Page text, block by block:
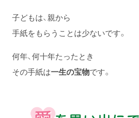
子どもは、親から
手紙をもらうことは少ないです。
何年、何十年たったとき
その手紙は一生の宝物です。